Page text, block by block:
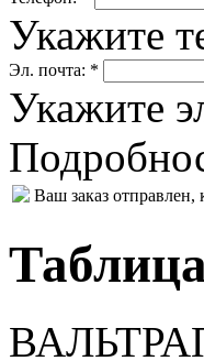
Укажите
Эл. почта: *
Укажите
Ваш заказ отправлен,